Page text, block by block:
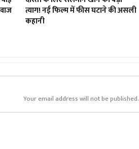
त्याग! नई फिल्म में फीस घटाने की असली
कहानी
Your email address will not be published.